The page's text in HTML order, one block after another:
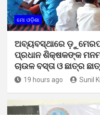
ମୋ ଓଡ଼ିଶା
ଅବ୍ୟବସ୍ଥାରେ
ପ୍ରଧାନ ଶିକ୍ଷକଙ୍କ
ଚାଉଳ ବସ୍ତା ଓ ଛାତ୍ର
19 hours ago Sunil